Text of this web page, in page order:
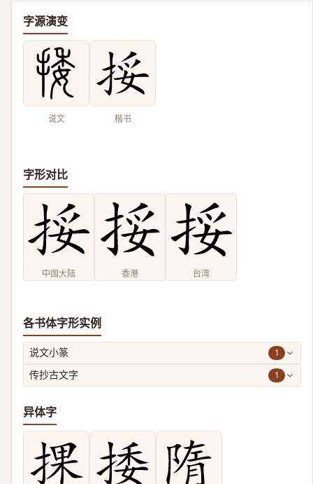
字源演变
说文 楷书
字形对比
中国大陆 香港 台湾
各书体字形实例
说文小篆 1
传抄古文字 1
异体字